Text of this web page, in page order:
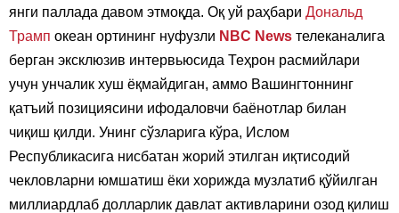
янги паллада давом этмоқда. Оқ уй раҳбари Дональд
Трамп океан ортининг нуфузли NBC News телеканалига
берган эксклюзив интервьюсида Теҳрон расмийлари
учун унчалик хуш ёқмайдиган, аммо Вашингтоннинг
қатъий позициясини ифодаловчи баёнотлар билан
чиқиш қилди. Унинг сўзларига кўра, Ислом
Республикасига нисбатан жорий этилган иқтисодий
чекловларни юмшатиш ёки хорижда музлатиб қўйилган
миллиардлаб долларлик давлат активларини озод қилиш